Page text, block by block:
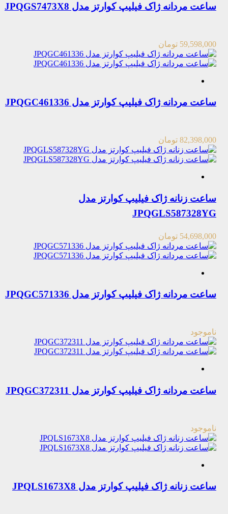
ساعت مردانه ژاک فیلیپ کوارتز مدل JPQGS7473X8
59,598,000 تومان
ساعت مردانه ژاک فیلیپ کوارتز مدل JPQGC461336
82,398,000 تومان
ساعت زنانه ژاک فیلیپ کوارتز مدل
JPQGLS587328YG
54,698,000 تومان
ساعت مردانه ژاک فیلیپ کوارتز مدل JPQGC571336
ناموجود
ساعت مردانه ژاک فیلیپ کوارتز مدل JPQGC372311
ناموجود
ساعت زنانه ژاک فیلیپ کوارتز مدل JPQLS1673X8